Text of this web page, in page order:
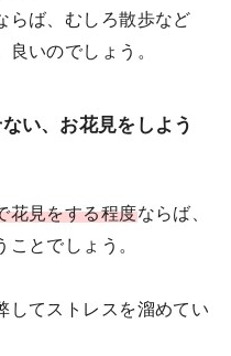
らば、むしろ散歩など
いのでしょう。
い、お花見をしよう
花見をする程度ならば、
とでしょう。
してストレスを溜めてい